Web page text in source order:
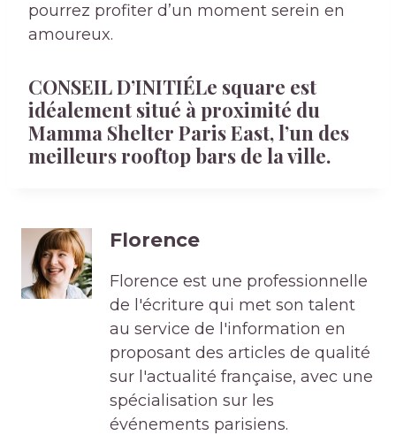
pourrez profiter d’un moment serein en
amoureux.
CONSEIL D’INITIÉLe square est
idéalement situé à proximité du
Mamma Shelter Paris East, l’un des
meilleurs rooftop bars de la ville.
Florence
Florence est une professionnelle
de l'écriture qui met son talent
au service de l'information en
proposant des articles de qualité
sur l'actualité française, avec une
spécialisation sur les
événements parisiens.